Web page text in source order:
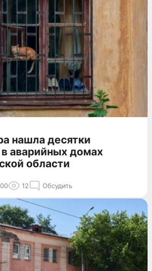
нашла десятки
аварийных домах
области
12 Обсудить